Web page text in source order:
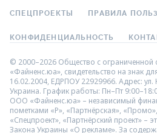
СПЕЦПРОЕКТЫ ПРАВИЛА
КОНФИДЕНЦИАЛЬНОСТЬ
© 2000–2026 Общество с ограниченной
«Файненс.юа», свидетельство на знак
16.02.2004, ЕДРПОУ 22929966. Адрес: ул.
Украина. График работы: Пн–Пт
ООО «Файненс.юа» – независимый
пометками «Р», «Партнёрская»,
«Спецпроект», «Партнёрский проект» –
Закона Украины «О рекламе». За